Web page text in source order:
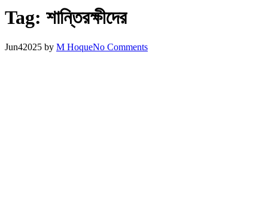
Tag: শান্তিরক্ষীদের
Jun42025 by M HoqueNo Comments